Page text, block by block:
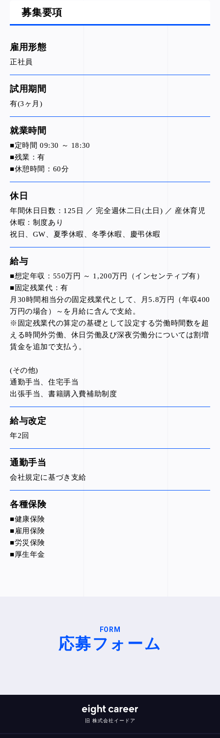
募集要項
雇用形態
正社員
試用期間
有(3ヶ月)
就業時間
■定時間 09:30 ～ 18:30
■残業：有
■休憩時間：60分
休日
年間休日日数：125日 ／ 完全週休二日(土日) ／ 産休育児
休暇：制度あり
祝日、GW、夏季休暇、冬季休暇、慶弔休暇
給与
■想定年収：550万円 ～ 1,200万円（インセンティブ有）
■固定残業代：有
月30時間相当分の固定残業代として、月5.8万円（年収400
万円の場合）～を月給に含んで支給。
※固定残業代の算定の基礎として設定する労働時間数を超
える時間外労働、休日労働及び深夜労働分については割増
賃金を追加で支払う。
(その他)
通勤手当、住宅手当
出張手当、書籍購入費補助制度
給与改定
年2回
通勤手当
会社規定に基づき支給
各種保険
■健康保険
■雇用保険
■労災保険
■厚生年金
FORM
応募フォーム
旧 株式会社イードア